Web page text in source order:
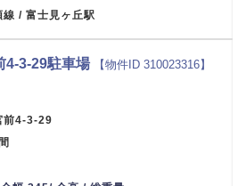
線 / 富士見ヶ丘駅
4-3-29駐車場 【物件ID 310023316】
前4-3-29